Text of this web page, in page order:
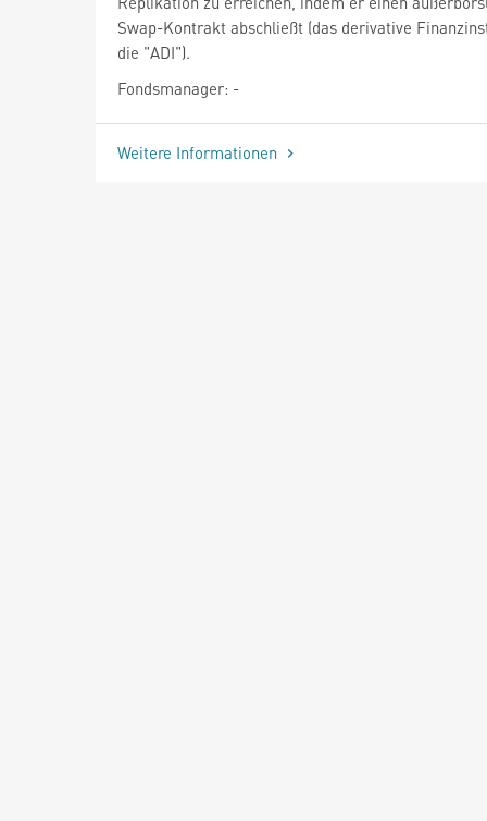
Swap-Kontrakt abschließt (das derivative
die "ADI").
Fondsmanager: -
Weitere Informationen